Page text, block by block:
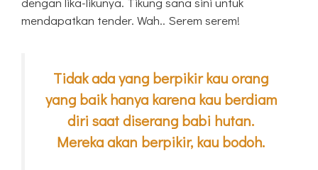
mendapatkan tender. Wah.. Serem serem!
Tidak ada yang berpikir kau orang
yang baik hanya karena kau berdiam
diri saat diserang babi hutan.
Mereka akan berpikir, kau bodoh.